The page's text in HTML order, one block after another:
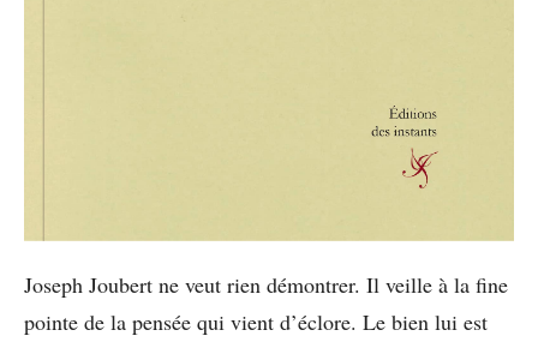
Joseph Joubert ne veut rien démontrer. Il veille à la fine
pointe de la pensée qui vient d’éclore. Le bien lui est